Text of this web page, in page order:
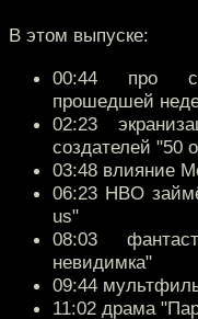
В этом выпуске:
00:44 про
прошедшей
02:23
создателей "50
03:48 влияние
06:23 HBO
us"
08:03
невидимка"
09:44
11:02 драма